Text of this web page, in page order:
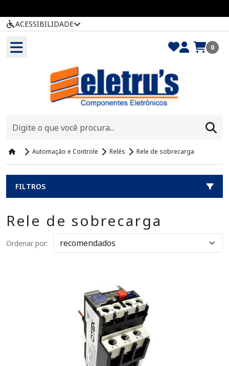
ACESSIBILIDADE
0
Automação e Controle Relés Rele de sobrecarga
FILTROS
Rele de sobrecarga
Ordenar por: